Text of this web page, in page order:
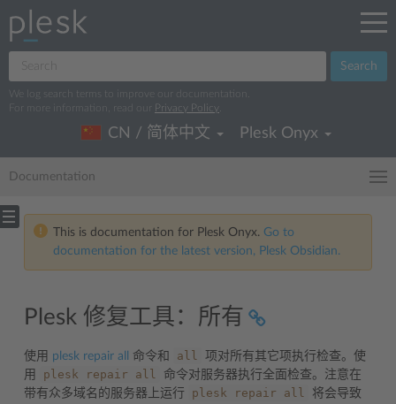
Search
We log search terms to improve our documentation.
For more information, read our
Privacy Policy
CN / 简体中文 Plesk Onyx
Documentation
This is documentation for Plesk Onyx. Go to
documentation for the latest version, Plesk Obsidian.
Plesk 修复工具：所有
使用 plesk repair all 命令和 all
项对所有其它项执行检查。使
用
plesk repair all
命令对服务器执行全面检查。注意在
带有众多域名的服务器上运行
plesk repair all
将会导致